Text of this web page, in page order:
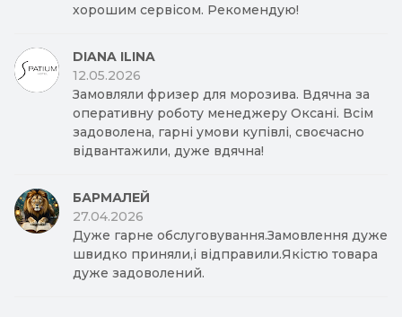
хорошим сервісом. Рекомендую!
DIANA ILINA
12.05.2026
Замовляли фризер для морозива. Вдячна за
оперативну роботу менеджеру Оксані. Всім
задоволена, гарні умови купівлі, своєчасно
відвантажили, дуже вдячна!
БАРМАЛЕЙ
27.04.2026
Дуже гарне обслуговування.Замовлення дуже
швидко приняли,і відправили.Якістю товара
дуже задоволений.